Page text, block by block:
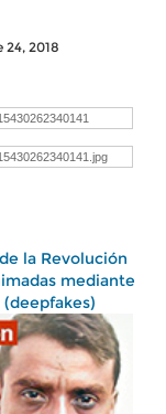
2018
la Revolución
mediante